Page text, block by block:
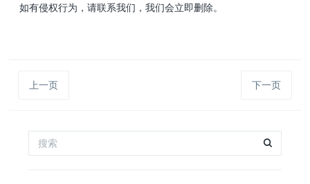
如有侵权行为，请联系我们，我们会立即删除。
上一页 下一页